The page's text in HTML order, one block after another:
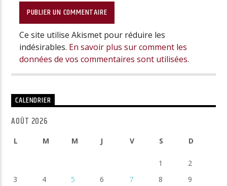
Ce site utilise Akismet pour réduire les
indésirables. En savoir plus sur comment les
données de vos commentaires sont utilisées.
CALENDRIER
AOÛT 2026
L M M J V S D
1
2
3
4 5 6 7 8 9